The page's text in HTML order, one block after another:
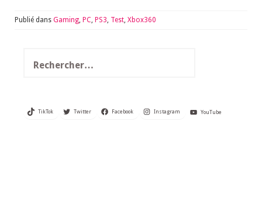
Publié dans Gaming, PC, PS3, Test, Xbox360
TikTok Twitter Facebook Instagram YouTube